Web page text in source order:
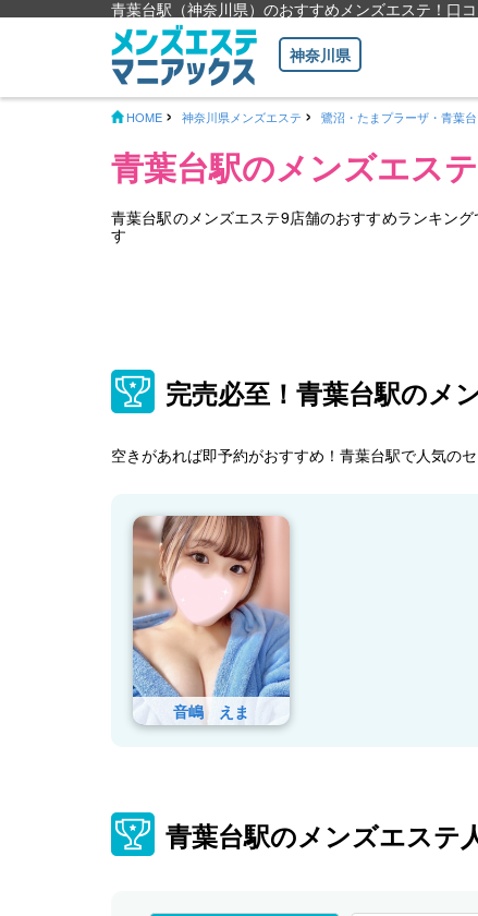
青葉台駅（神奈川県）のおすすめメンズエステ！口
神奈川県
HOME 神奈川県メンズエステ 鷺沼・たまプラーザ・青葉
青葉台駅のメンズエス
青葉台駅のメンズエステ9店舗のおすすめランキン
す
完売必至！青葉台駅のメ
空きがあれば即予約がおすすめ！青葉台駅で人気のセ
音嶋 えま
青葉台駅のメンズエステ